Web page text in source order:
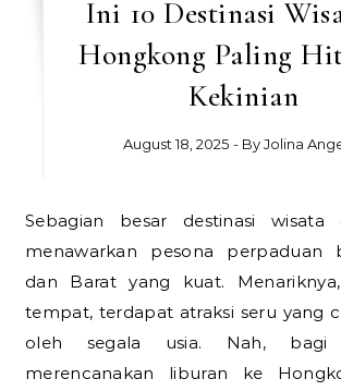
Ini 10 Destinasi
Hongkong Paling
Kekinian
August 18, 2025 - ByJolina
Sebagian besar destinasi wisata di Hongkong
menawarkan pesona perpaduan
dan Barat yang kuat.
tempat, terdapat atraksi seru yang
oleh segala usia. Nah, bagi
merencanakan liburan ke